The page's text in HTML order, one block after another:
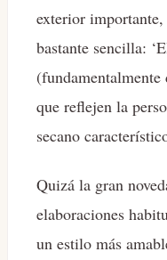
exterior
bastante sencilla:
que reflejen la
secano
Quizá la gran
elaboraciones
un estilo más